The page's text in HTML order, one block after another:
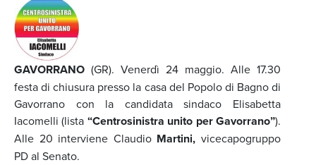
GAVORRANO (GR). Venerdì 24 maggio. Alle 17.30
festa di chiusura presso la casa del Popolo di Bagno di
Gavorrano con la candidata sindaco Elisabetta
Iacomelli (lista “Centrosinistra unito per Gavorrano”).
Alle 20 interviene Claudio Martini, vicecapogruppo
PD al Senato.